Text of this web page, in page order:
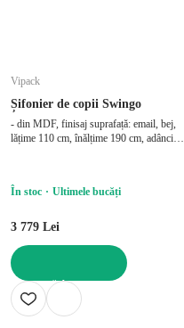
Vipack
Șifonier de copii Swingo
- din MDF, finisaj suprafață: email, bej,
lățime 110 cm, înălțime 190 cm, adâncime
În stoc Ultimele bucăți
3 779 Lei
ADAUGĂ ÎN COȘ